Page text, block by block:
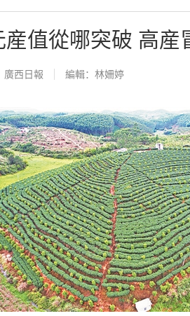
值從哪突破 高産
廣西日報 編輯：林姍婷